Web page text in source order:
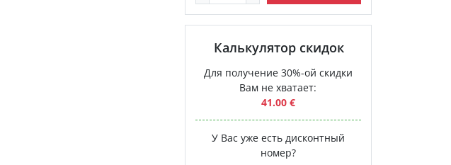
Калькулятор скидок
Для получение 30%-ой скидки
Вам не хватает:
41.00 €
У Вас уже есть дисконтный
номер?